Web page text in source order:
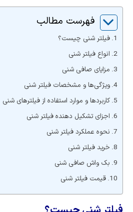
فهرست مطالب
فیلتر شنی چیست؟
انواع فیلتر شنی
مزایای صافی شنی
ویژگی‌ها و مشخصات فیلتر شنی
کاربردها و موارد استفاده از فیلترهای شنی
اجزای تشکیل دهنده فیلتر شنی
نحوه عملکرد فیلتر شنی
خرید فیلتر شنی
بک واش صافی شنی
قیمت فیلتر شنی